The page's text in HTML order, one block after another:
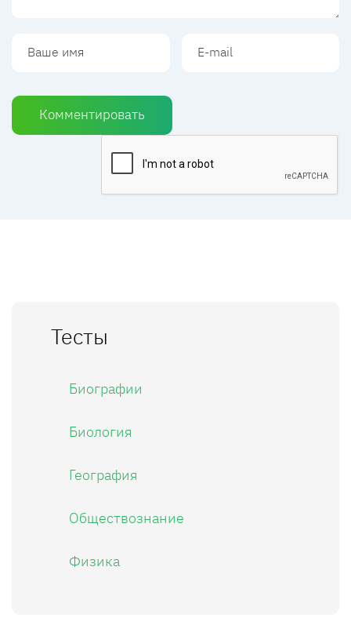
Комментировать
Тесты
Биографии
Биология
География
Обществознание
Физика